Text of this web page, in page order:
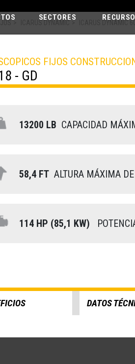
SECTORES
FIJOS
- GD
13200 LB CAPACIDAD
58,4 FTALTURA MÁXIMA DE
114 HP (85,1 KW)
DATOS